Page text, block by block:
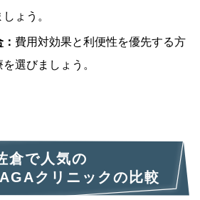
ょう。
： 費用対効果と利便性を優先する方
選びましょう。
倉で人気の
クリニックの比較